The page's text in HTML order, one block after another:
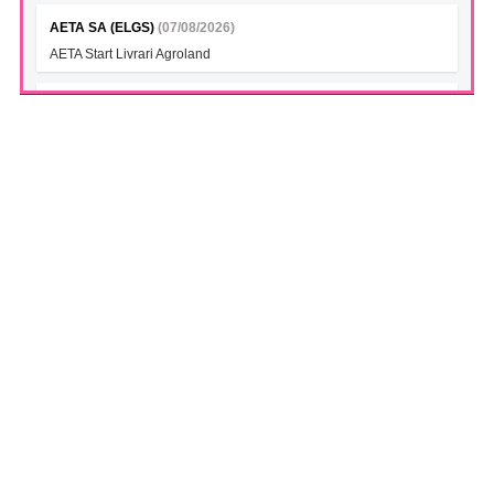
AETA SA (ELGS) (07/08/2026)
AETA Start Livrari Agroland